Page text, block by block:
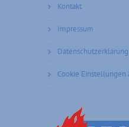
Kontakt
Impressum
Datenschutzerklärung
Cookie Einstellungen